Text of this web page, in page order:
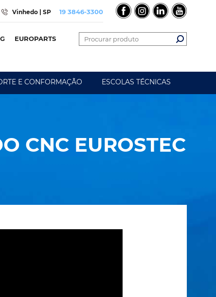
Vinhedo | SP 19 3846-3300
EUROPARTS
E CONFORMAÇÃO ESCOLAS TÉCNICAS
CNC EUROSTEC